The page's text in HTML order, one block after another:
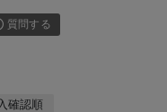
質問する
確認順